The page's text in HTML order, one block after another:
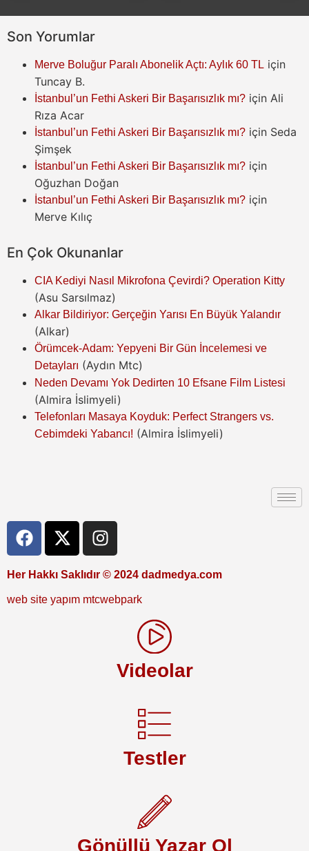
Son Yorumlar
Merve Boluğur Paralı Abonelik Açtı: Aylık 60 TL için
Tuncay B.
İstanbul’un Fethi Askeri Bir Başarısızlık mı? için Ali
Rıza Acar
İstanbul’un Fethi Askeri Bir Başarısızlık mı? için Seda
Şimşek
İstanbul’un Fethi Askeri Bir Başarısızlık mı? için
Oğuzhan Doğan
İstanbul’un Fethi Askeri Bir Başarısızlık mı? için
Merve Kılıç
En Çok Okunanlar
CIA Kediyi Nasıl Mikrofona Çevirdi? Operation Kitty
(Asu Sarsılmaz)
Alkar Bildiriyor: Gerçeğin Yarısı En Büyük Yalandır
(Alkar)
Örümcek-Adam: Yepyeni Bir Gün İncelemesi ve
Detayları (Aydın Mtc)
Neden Devamı Yok Dedirten 10 Efsane Film Listesi
(Almira İslimyeli)
Telefonları Masaya Koyduk: Perfect Strangers vs.
Cebimdeki Yabancı! (Almira İslimyeli)
Her Hakkı Saklıdır © 2024 dadmedya.com
web site yapım mtcwebpark
Videolar
Testler
Gönüllü Yazar Ol